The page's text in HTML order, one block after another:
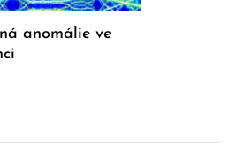
anomálie ve